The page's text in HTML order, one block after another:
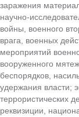
заражения
научно-
войны, военного
врага, военных
мероприятий
вооруженного
беспорядков,
удержания власти;
террористических
реквизиции,